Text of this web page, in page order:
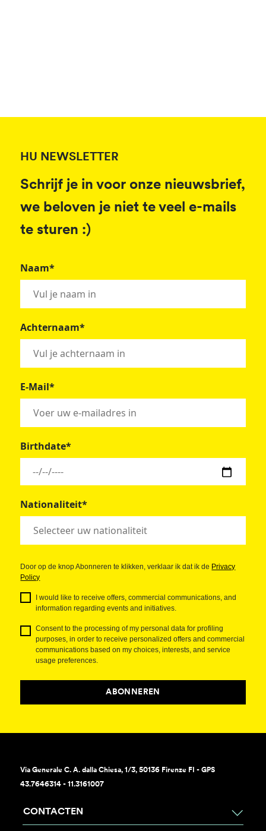
HU NEWSLETTER
Schrijf je in voor onze nieuwsbrief,
we beloven je niet te veel e-mails
te sturen :)
Naam*
Achternaam*
E-Mail*
Birthdate*
Nationaliteit*
Door op de knop Abonneren te klikken, verklaar ik dat ik de Privacy
Policy
I would like to receive offers, commercial communications, and
information regarding events and initiatives.
Consent to the processing of my personal data for profiling
purposes, in order to receive personalized offers and commercial
communications based on my choices, interests, and service
usage preferences.
ABONNEREN
Via Generale C. A. dalla Chiesa, 1/3, 50136 Firenze FI - GPS
43.7646314 - 11.3161007
CONTACTEN